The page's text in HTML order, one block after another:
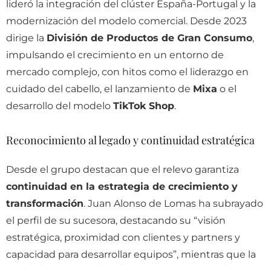
lideró la integración del clúster España-Portugal y la
modernización del modelo comercial. Desde 2023
dirige la División de Productos de Gran Consumo,
impulsando el crecimiento en un entorno de
mercado complejo, con hitos como el liderazgo en
cuidado del cabello, el lanzamiento de Mixa o el
desarrollo del modelo TikTok Shop.
Reconocimiento al legado y continuidad estratégica
Desde el grupo destacan que el relevo garantiza
continuidad en la estrategia de crecimiento y
transformación. Juan Alonso de Lomas ha subrayado
el perfil de su sucesora, destacando su “visión
estratégica, proximidad con clientes y partners y
capacidad para desarrollar equipos”, mientras que la